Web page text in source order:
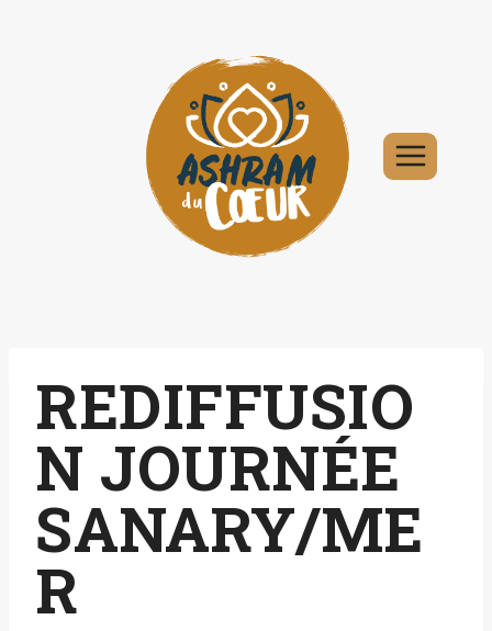
REDIFFUSIO
N JOURNÉE
SANARY/ME
R